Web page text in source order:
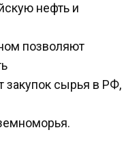
нефть и
позволяют
закупок сырья в РФ,